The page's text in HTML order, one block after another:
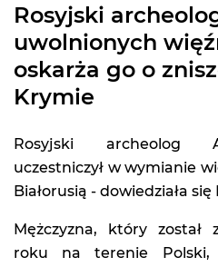
Rosyjski
uwolnionych
oskarża go o
Krymie
Rosyjski archeolog
uczestniczył w wymianie
Białorusią - dowiedziała
Mężczyzna, który został
roku na terenie Polski,